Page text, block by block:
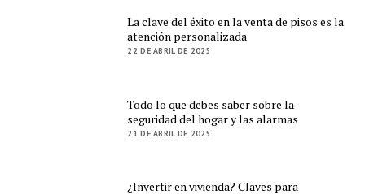
La clave del éxito en la venta de pisos es la
atención personalizada
22 DE ABRIL DE 2025
Todo lo que debes saber sobre la
seguridad del hogar y las alarmas
21 DE ABRIL DE 2025
¿Invertir en vivienda? Claves para